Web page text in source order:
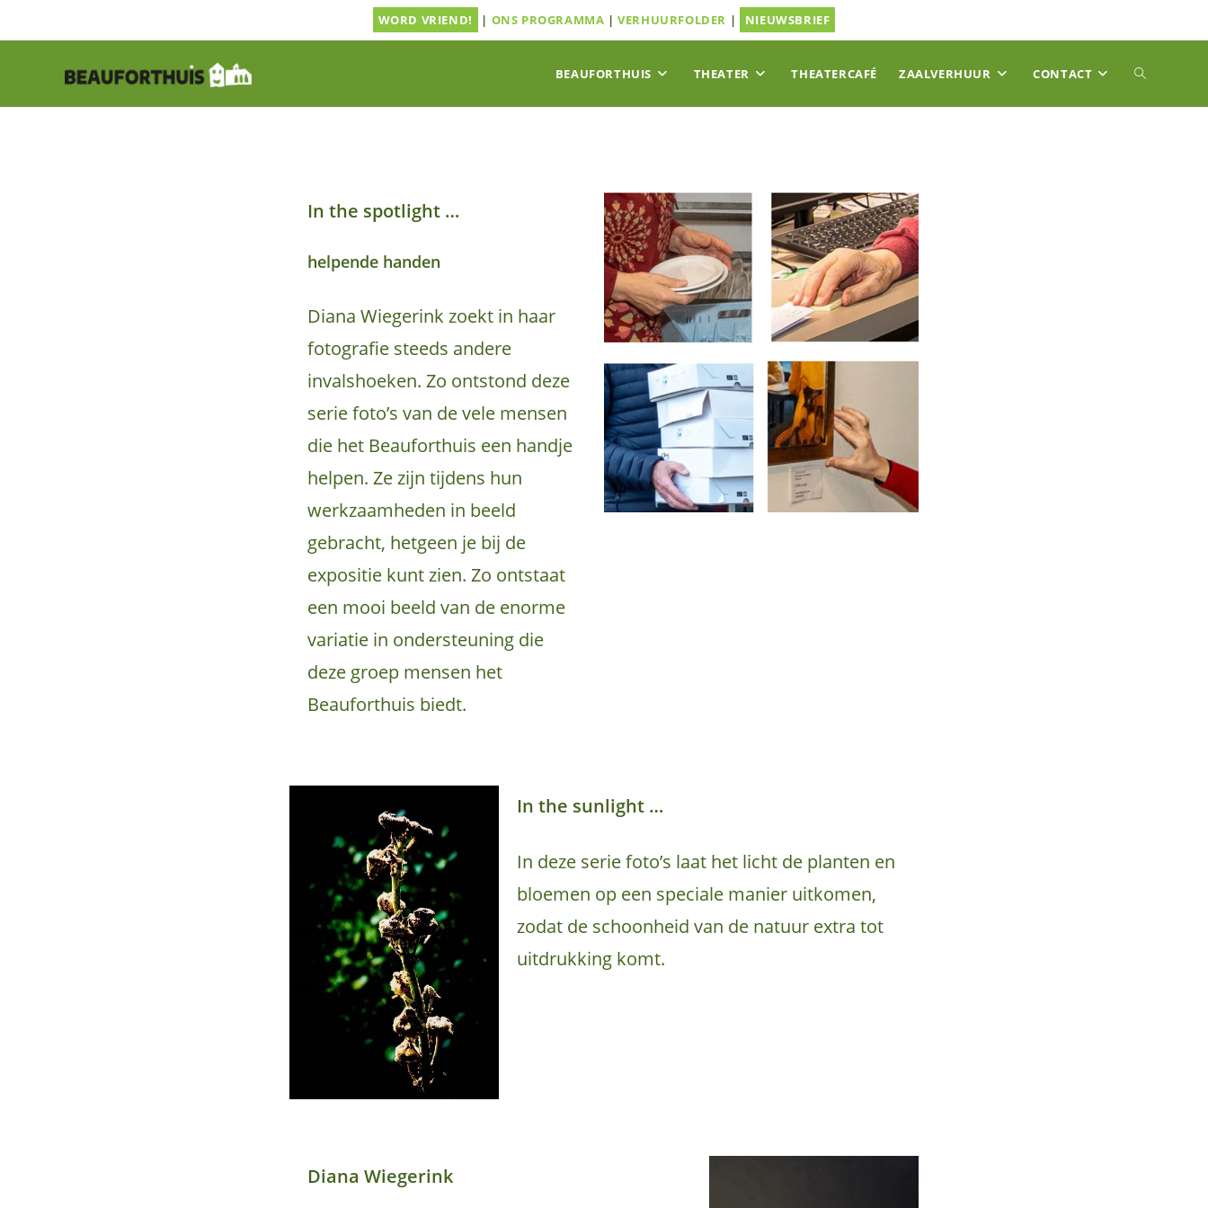
WORD VRIEND! | ONS PROGRAMMA |VERHUURFOLDER | NIEUWSBRIEF
BEAUFORTHUIS THEATER THEATERCAFÉ ZAALVERHUUR CONTACT TOGGLE
In the spotlight …
helpende handen
Diana Wiegerink zoekt in haar
fotografie steeds andere
invalshoeken. Zo ontstond deze
serie foto’s van de vele mensen
die het Beauforthuis een handje
helpen. Ze zijn tijdens hun
werkzaamheden in beeld
gebracht, hetgeen je bij de
expositie kunt zien. Zo ontstaat
een mooi beeld van de enorme
variatie in ondersteuning die
deze groep mensen het
Beauforthuis biedt.
In the sunlight …
In deze serie foto’s laat het licht de planten en
bloemen op een speciale manier uitkomen,
zodat de schoonheid van de natuur extra tot
uitdrukking komt.
Diana Wiegerink